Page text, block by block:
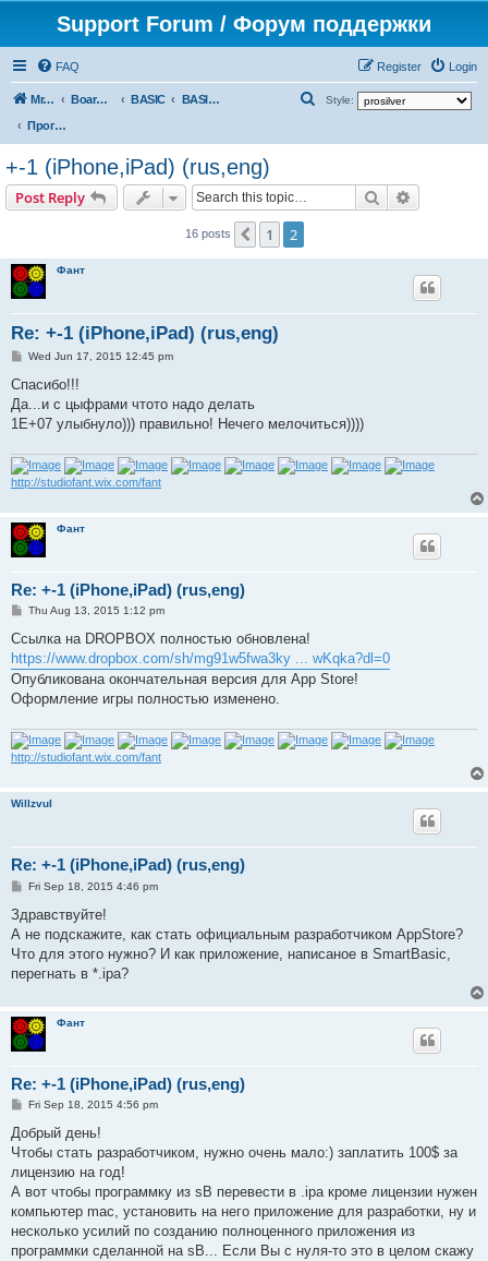
Support Forum / Форум поддержки
FAQ Login
Register
Mr. Kibernetik software Board index BASIC
BASIC programs
Программы на BASIC
Style:
+-1 (iPhone,iPad) (rus,eng)
Post Reply Search
16 posts Previous
1 2
Фант
Re: +-1 (iPhone,iPad) (rus,eng)
P
s
Wed Jun 17, 2015 12:45 pm
Спасибо!!!
Да...и с цыфрами чтото надо делать
1Е+07 улыбнуло))) правильно! Нечего мелочиться))))
http://studiofant.wix.com/fant
Фант
Re: +-1 (iPhone,iPad) (rus,eng)
P
s
Thu Aug 13, 2015 1:12 pm
Ссылка на DROPBOX полностью обновлена!
https://www.dropbox.com/sh/mg91w5fwa3ky ... wKqka?dl=0
Опубликована окончательная версия для App Store!
Оформление игры полностью изменено.
http://studiofant.wix.com/fant
Willzvul
Re: +-1 (iPhone,iPad) (rus,eng)
P
s
t
Fri Sep 18, 2015 4:46 pm
Здравствуйте!
А не подскажите, как стать официальным разработчиком AppStore?
Что для этого нужно? И как приложение, написаное в SmartBasic,
перегнать в *.ipa?
Фант
Re: +-1 (iPhone,iPad) (rus,eng)
P
s
Fri Sep 18, 2015 4:56 pm
Добрый день!
Чтобы стать разработчиком, нужно очень мало:) заплатить 100$ за
лицензию на год!
А вот чтобы программку из sB перевести в .ipa кроме лицензии нужен
компьютер mac, установить на него приложение для разработки, ну и
несколько усилий по созданию полноценного приложения из
программки сделанной на sB... Если Вы с нуля-то это в целом скажу